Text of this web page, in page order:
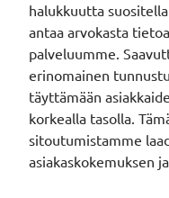
halukkuutta
antaa arvokasta
palveluumme.
erinomainen
täyttämään
korkealla tasolla.
sitoutumistamme
asiakaskokemuksen